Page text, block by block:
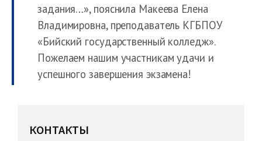
задания…», пояснила Макеева Елена
Владимировна, преподаватель КГБПОУ
«Бийский государственный колледж».
Пожелаем нашим участникам удачи и
успешного завершения экзамена!
КОНТАКТЫ